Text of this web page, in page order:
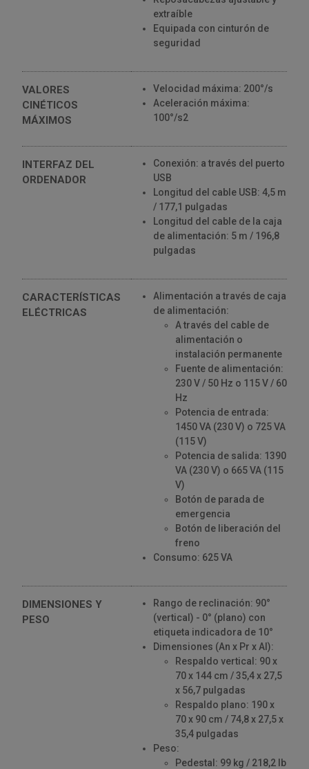
extraíble
Equipada con cinturón de
seguridad
VALORES
CINÉTICOS
MÁXIMOS
Velocidad máxima: 200°/s
Aceleración máxima:
100°/s2
INTERFAZ DEL
ORDENADOR
Conexión: a través del puerto
USB
Longitud del cable USB: 4,5 m
/ 177,1 pulgadas
Longitud del cable de la caja
de alimentación: 5 m / 196,8
pulgadas
CARACTERÍSTICAS
ELÉCTRICAS
Alimentación a través de caja
de alimentación:
A través del cable de
alimentación o
instalación permanente
Fuente de alimentación:
230 V / 50 Hz o 115 V / 60
Hz
Potencia de entrada:
1450 VA (230 V) o 725 VA
(115 V)
Potencia de salida: 1390
VA (230 V) o 665 VA (115
V)
Botón de parada de
emergencia
Botón de liberación del
freno
Consumo: 625 VA
DIMENSIONES Y
PESO
Rango de reclinación: 90°
(vertical) - 0° (plano) con
etiqueta indicadora de 10°
Dimensiones (An x Pr x Al):
Respaldo vertical: 90 x
70 x 144 cm / 35,4 x 27,5
x 56,7 pulgadas
Respaldo plano: 190 x
70 x 90 cm / 74,8 x 27,5 x
35,4 pulgadas
Peso:
Pedestal: 99 kg / 218,2 lb